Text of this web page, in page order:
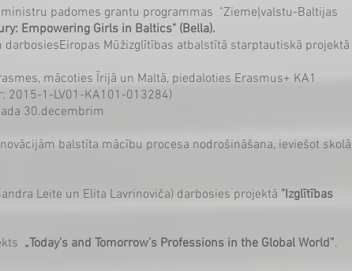
padomes grantu programmas "Ziemeļvalstu-Baltijas
Empowering Girls in Baltics" (Bella).
​Mūžizglītības atbalstītā starptautiskā projektā
mācoties Īrijā un Maltā, piedaloties Erasmus+ KA1
2015-1-LV01-KA101-013284)
30.decembrim
balstīta mācību procesa nodrošināšana, ieviešot skolā
Leite un Elita Lavrinoviča) darbosies projektā "Izglītības
„Today’s and Tomorrow’s Professions in the Global World”.